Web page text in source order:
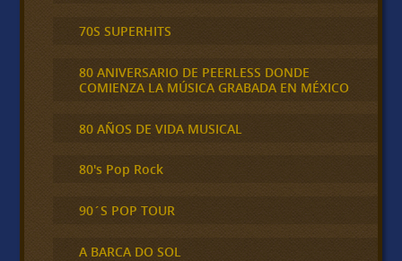
70S SUPERHITS
80 ANIVERSARIO DE PEERLESS DONDE
COMIENZA LA MÚSICA GRABADA EN MÉXICO
80 AÑOS DE VIDA MUSICAL
80's Pop Rock
90´S POP TOUR
A BARCA DO SOL